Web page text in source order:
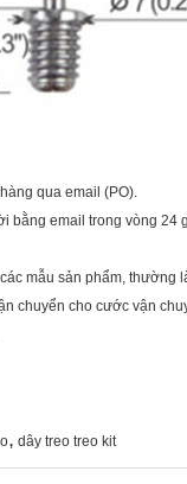
qua email (PO).
bằng email trong vòng 24
mẫu sản phẩm, thường
chuyển cho cước vận
, dây treo treo kit